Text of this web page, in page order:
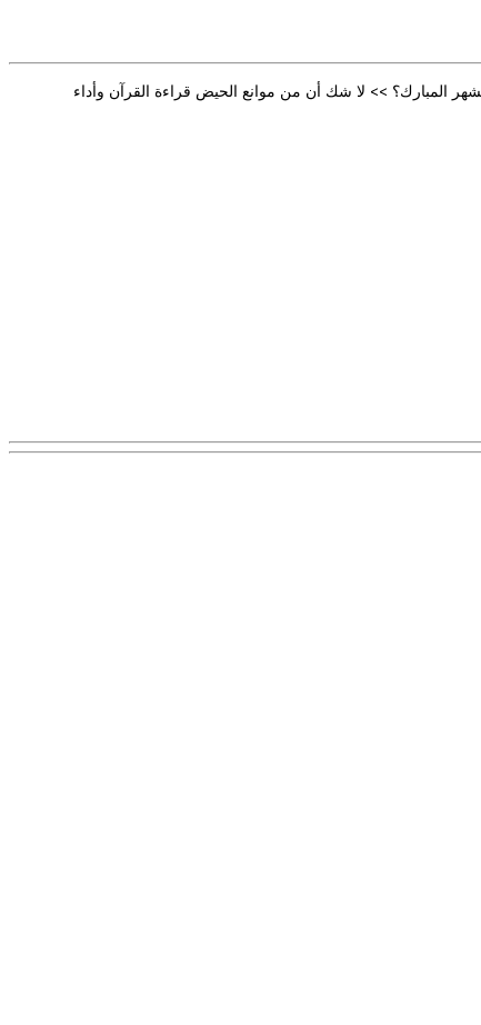
المبارك؟ >> لا شك أن من موانع الحيض قراءة القرآن وأداء